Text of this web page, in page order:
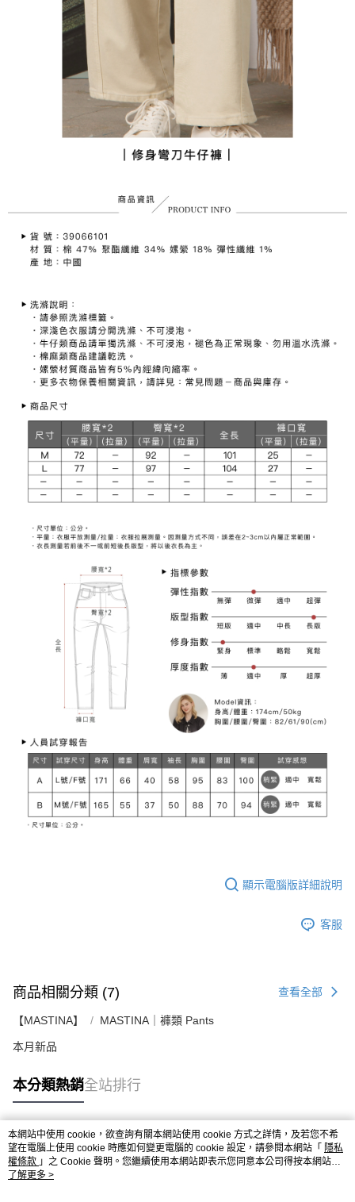
顯示電腦版詳細說明
客服
商品相關分類 (7) 查看全部
【MASTINA】 MASTINA｜褲類 Pants
本月新品
本分類熱銷全站排行
熱門標籤
本網站中使用 cookie，欲查詢有關本網站使用 cookie 方式之詳情，及若您不希
望在電腦上使用 cookie 時應如何變更電腦的 cookie 設定，請參閱本網站「 隱私
權條款 」之 Cookie 聲明。您繼續使用本網站即表示您同意本公司得按本網站使
用條款之 Cookie 聲明使用 cookie。
了解更多 >